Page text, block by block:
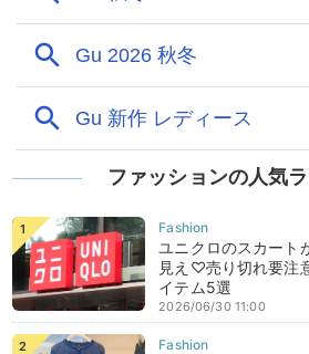
ファッションの人気
ユニクロのスカート
見え♡売り切れ要注
イテム5選
2026/06/30 11:00